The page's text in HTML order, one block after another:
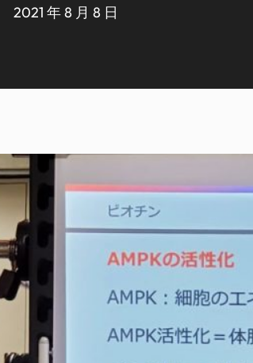
2021 年 8 月 8 日